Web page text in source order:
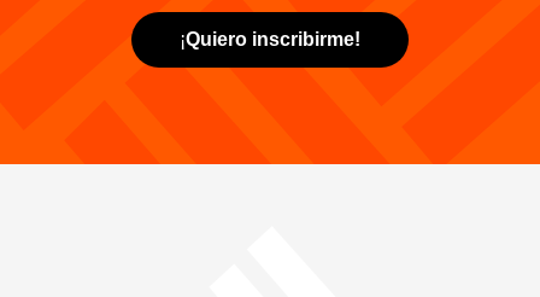
¡Quiero inscribirme!